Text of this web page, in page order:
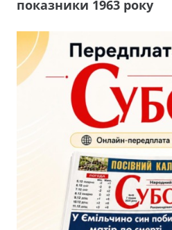
показники 1963 року